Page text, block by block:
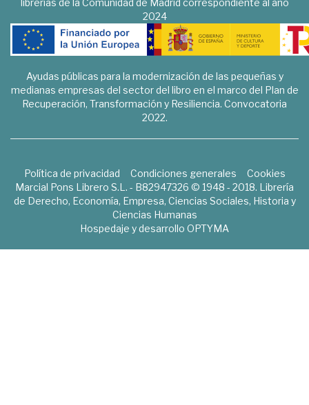
librerías de la Comunidad de Madrid correspondiente al año
2024
Ayudas públicas para la modernización de las pequeñas y
medianas empresas del sector del libro en el marco del Plan de
Recuperación, Transformación y Resiliencia. Convocatoria
2022.
Política de privacidad Condiciones generales
Cookies
Marcial Pons Librero S.L. - B82947326 © 1948 - 2018. Librería
de Derecho, Economía, Empresa, Ciencias Sociales, Historia y
Ciencias Humanas
Hospedaje y desarrollo OPTYMA